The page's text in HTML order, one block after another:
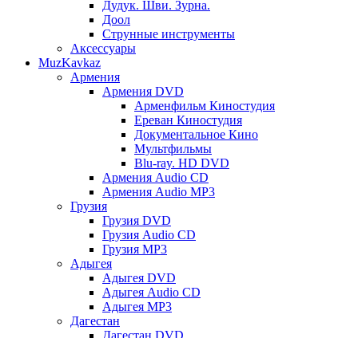
Дудук. Шви. Зурна.
Доол
Струнные инструменты
Аксессуары
MuzKavkaz
Армения
Армения DVD
Арменфильм Киностудия
Ереван Киностудия
Документальное Кино
Мультфильмы
Blu-ray. HD DVD
Армения Audio CD
Армения Audio MP3
Грузия
Грузия DVD
Грузия Audio CD
Грузия MP3
Адыгея
Адыгея DVD
Адыгея Audio CD
Адыгея MP3
Дагестан
Дагестан DVD